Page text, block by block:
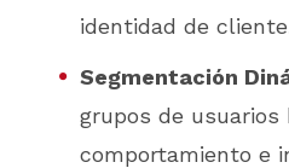
identidad de
Segmentación
grupos de usuarios
comportamiento e